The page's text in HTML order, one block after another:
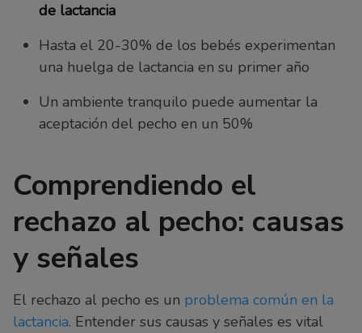
de lactancia
Hasta el 20-30% de los bebés experimentan
una huelga de lactancia en su primer año
Un ambiente tranquilo puede aumentar la
aceptación del pecho en un 50%
Comprendiendo el
rechazo al pecho: causas
y señales
El rechazo al pecho es un problema común en la
lactancia. Entender sus causas y señales es vital